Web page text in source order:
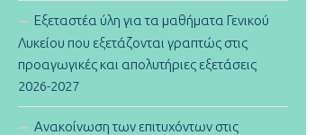
Εξεταστέα ύλη για τα μαθήματα Γενικού
Λυκείου που εξετάζονται γραπτώς στις
προαγωγικές και απολυτήριες εξετάσεις
2026-2027
Ανακοίνωση των επιτυχόντων στις